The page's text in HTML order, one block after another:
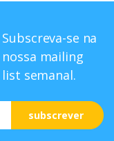
Subscreva-se na
nossa mailing
list semanal.
subscrever